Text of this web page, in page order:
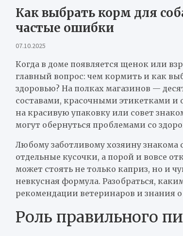
Как выбрать корм для
частые ошибки
07.10.2025
Когда в доме появляется щенок или
главный вопрос: чем кормить и как
здоровью? На полках магазинов —
составами, красочными этикетками
на красивую упаковку или совет
могут обернуться проблемами со
Любому заботливому хозяину знакома
отдельные кусочки, а порой и вовсе
может стоять не только каприз, но и
невкусная формула. Разобраться,
рекомендации ветеринаров и знания
Роль правильного